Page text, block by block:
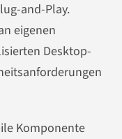
and-Play.
eigenen
Desktop-
Komponente